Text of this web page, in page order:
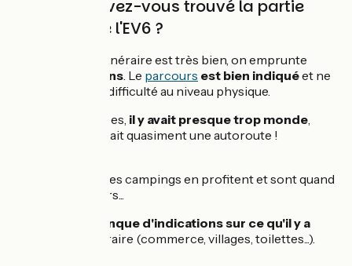
Comment avez-vous trouvé la partie
française de l'EV6 ?
Globalement, l'itinéraire est très bien, on emprunte
belles sections. Le parcours est bien indiquéet ne
présente pas de difficulté au niveau physique.
Certaines journées, il y avait presque trop monde,
devenait quasiment une autoroute !
On a trouvé que les campings en profitent et sont quand
même assez chers...
manque d'indications sur ce qu'il y a
de l'itinéraire (commerce, villages, toilettes...).